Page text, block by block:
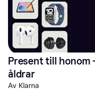
Present till honom
åldrar
Av Klarna